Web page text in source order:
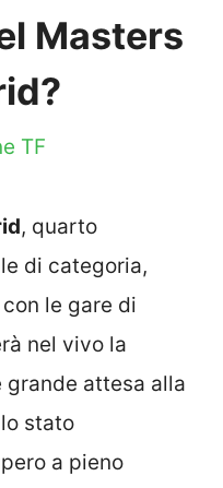
Masters
TF
, quarto
di categoria,
le gare di
nel vivo la
grande attesa alla
stato
a pieno